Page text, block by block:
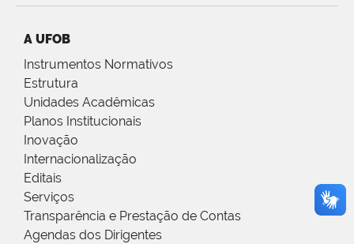
A UFOB
Instrumentos Normativos
Estrutura
Unidades Acadêmicas
Planos Institucionais
Inovação
Internacionalização
Editais
Serviços
Transparência e Prestação de Contas
Agendas dos Dirigentes